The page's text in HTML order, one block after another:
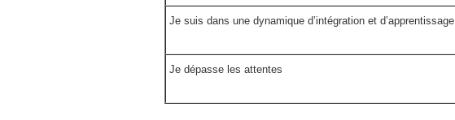
Je suis dans une dynamique d’intégration et d’apprentissage
Je dépasse les attentes